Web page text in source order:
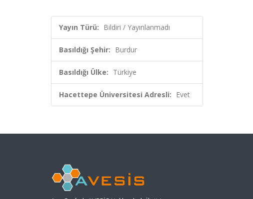
Yayın Türü: Bildiri / Yayınlanmadı
Basıldığı Şehir: Burdur
Basıldığı Ülke: Türkiye
Hacettepe Üniversitesi Adresli: Evet